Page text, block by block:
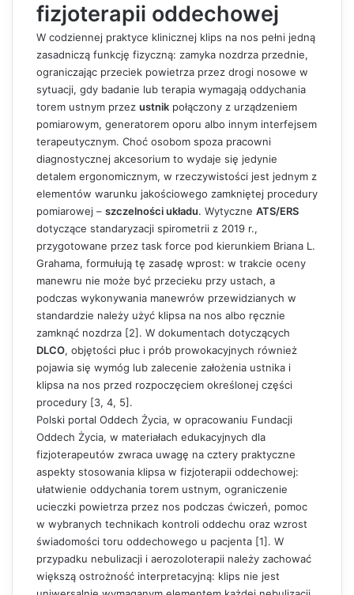
fizjoterapii oddechowej
W codziennej praktyce klinicznej klips na nos pełni jedną
zasadniczą funkcję fizyczną: zamyka nozdrza przednie,
ograniczając przeciek powietrza przez drogi nosowe w
sytuacji, gdy badanie lub terapia wymagają oddychania
torem ustnym przez ustnik połączony z urządzeniem
pomiarowym, generatorem oporu albo innym interfejsem
terapeutycznym. Choć osobom spoza pracowni
diagnostycznej akcesorium to wydaje się jedynie
detalem ergonomicznym, w rzeczywistości jest jednym z
elementów warunku jakościowego zamkniętej procedury
pomiarowej – szczelności układu. Wytyczne ATS/ERS
dotyczące standaryzacji spirometrii z 2019 r.,
przygotowane przez task force pod kierunkiem Briana L.
Grahama, formułują tę zasadę wprost: w trakcie oceny
manewru nie może być przecieku przy ustach, a
podczas wykonywania manewrów przewidzianych w
standardzie należy użyć klipsa na nos albo ręcznie
zamknąć nozdrza [2]. W dokumentach dotyczących
DLCO, objętości płuc i prób prowokacyjnych również
pojawia się wymóg lub zalecenie założenia ustnika i
klipsa na nos przed rozpoczęciem określonej części
procedury [3, 4, 5].
Polski portal Oddech Życia, w opracowaniu Fundacji
Oddech Życia, w materiałach edukacyjnych dla
fizjoterapeutów zwraca uwagę na cztery praktyczne
aspekty stosowania klipsa w fizjoterapii oddechowej:
ułatwienie oddychania torem ustnym, ograniczenie
ucieczki powietrza przez nos podczas ćwiczeń, pomoc
w wybranych technikach kontroli oddechu oraz wzrost
świadomości toru oddechowego u pacjenta [1]. W
przypadku nebulizacji i aerozoloterapii należy zachować
większą ostrożność interpretacyjną: klips nie jest